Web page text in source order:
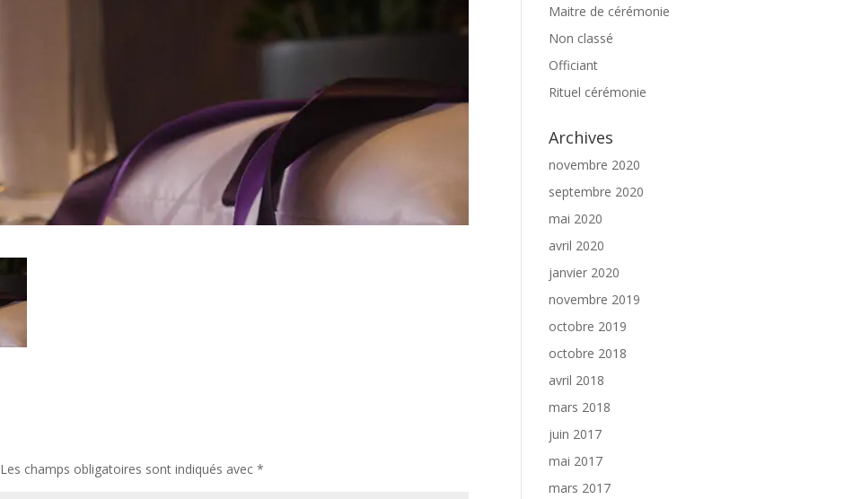
Les champs obligatoires sont indiqués avec*
Maitre de cérémonie
Non classé
Officiant
Rituel cérémonie
Archives
novembre 2020
septembre 2020
mai 2020
avril 2020
janvier 2020
novembre 2019
octobre 2019
octobre 2018
avril 2018
mars 2018
juin 2017
mai 2017
mars 2017